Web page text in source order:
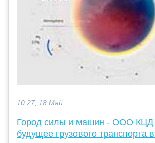
10:27, 18 Май
Город силы и машин - ООО КЦД
будущее грузового транспорта